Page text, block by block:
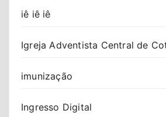
iê iê iê
Igreja Adventista Central de
imunização
Ingresso Digital